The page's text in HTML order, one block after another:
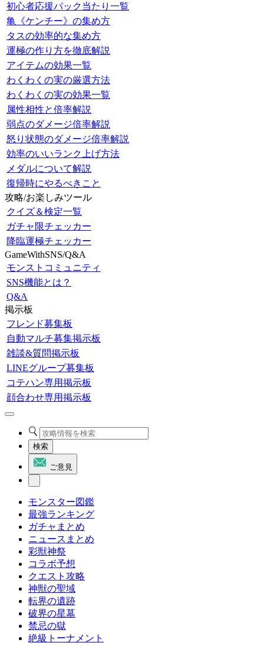
初心者応援パック当たり一覧
亀《ケンチー》の集め方
タスの効率的な集め方
運極の作り方を徹底解説
アイテムの効果一覧
わくわくの実の厳選方法
わくわくの実の効果一覧
属性相性と倍率解説
弱点のダメージ倍率解説
怒り状態のダメージ倍率解説
効率のいいランク上げ方法
メダルについて解説
復帰時にやるべきこと
攻略/お楽しみツール
クイズ＆検定一覧
ガチャ限チェッカー
降臨運極チェッカー
GameWithSNS/Q&A
モンストコミュニティ
SNS機能とは？
Q&A
掲示板
フレンド募集板
自動マルチ募集掲示板
雑談&質問掲示板
LINEグループ募集板
コテハン専用掲示板
顔合わせ専用掲示板
検索
ご意見
モンスター図鑑
最強ランキング
ガチャまとめ
ニュースまとめ
彩獣神祭
コラボ予想
クエスト攻略
神獣の聖域
転界の遺跡
破界の星墓
禁忌の獄
絶級トーナメント